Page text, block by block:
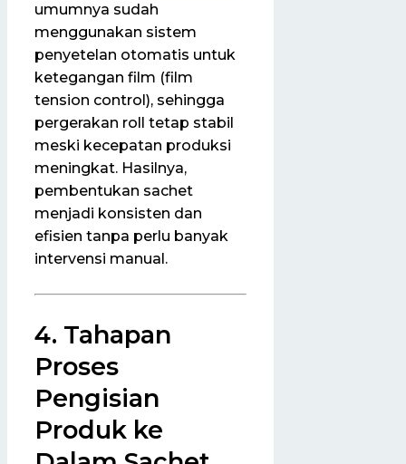
umumnya sudah
menggunakan sistem
penyetelan otomatis untuk
ketegangan film (film
tension control), sehingga
pergerakan roll tetap stabil
meski kecepatan produksi
meningkat. Hasilnya,
pembentukan sachet
menjadi konsisten dan
efisien tanpa perlu banyak
intervensi manual.
4. Tahapan
Proses
Pengisian
Produk ke